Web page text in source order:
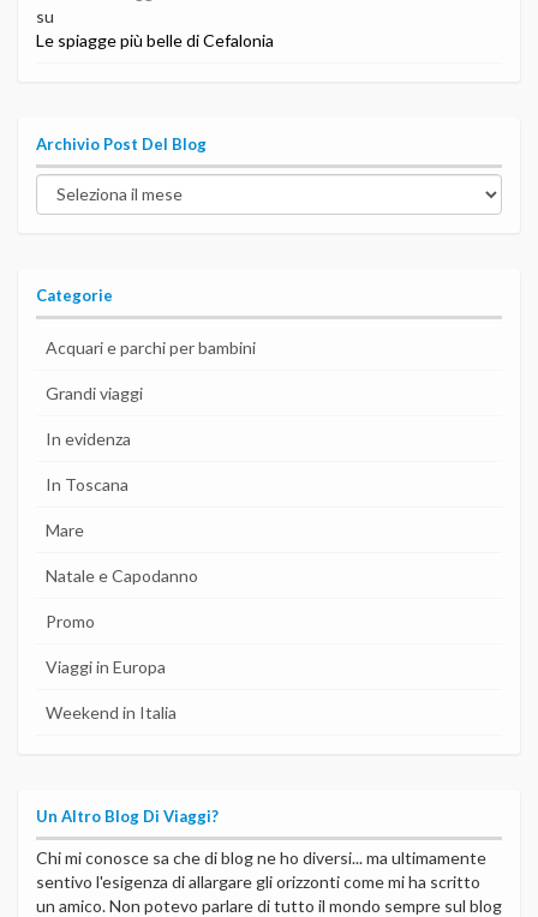
su
Le spiagge più belle di Cefalonia
Archivio Post Del Blog
Archivio
post
Categorie
Acquari e parchi per bambini
Grandi viaggi
In evidenza
In Toscana
Mare
Natale e Capodanno
Promo
Viaggi in Europa
Weekend in Italia
Un Altro Blog Di Viaggi?
Chi mi conosce sa che di blog ne ho diversi... ma ultimamente
sentivo l'esigenza di allargare gli orizzonti come mi ha scritto
un amico. Non potevo parlare di tutto il mondo sempre sul blog